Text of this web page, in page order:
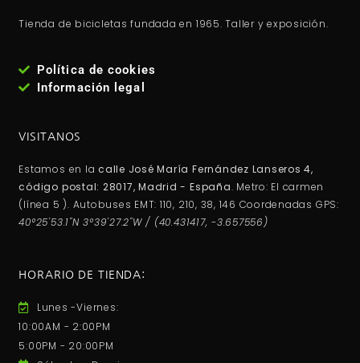
Tienda de bicicletas fundada en 1965. Taller y exposición.
Política de cookies
Información legal
VISITANOS
Estamos en la calle José María Fernández Lanseros 4,
código postal: 28017, Madrid - España. Metro: El carmen
(línea 5 ). Autobuses EMT: 110, 210, 38, 146 Coordenadas GPS:
40°25'53.1"N 3°39'27.2"W / (40.431417, -3.657556)
HORARIO DE TIENDA:
Lunes -Viernes:
10:00AM - 2:00PM
5:00PM - 20:00PM